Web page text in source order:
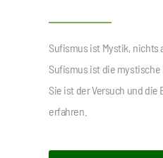
Sufismus ist Mystik, nichts
Sufismus ist die mystische
Sie ist der Versuch und
erfahren.